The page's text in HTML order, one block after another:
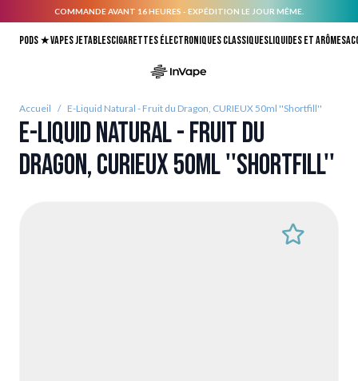
COMMANDE AVANT 16 HEURES - EXPÉDITION LE JOUR MÊME.
Pods ★Vapes jetablesCigarettes électroniques classiquesLiquides et arômes
Accueil / E-Liquid Natural - Fruit du Dragon, CURIEUX 50ml ''Shortfill''
E-Liquid Natural - Fruit du
Dragon, CURIEUX 50ml ''Shortfill''